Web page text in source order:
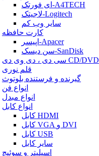
ای فورتک-A4TECH
لاجیتک-Logitech
سایر وب کم
کارت حافظه
اپیسر-Apacer
سن دیسک-SanDisk
سی دی ، دی وی دی CD/DVD
قلم نوری
گیرنده و فرستنده بلوتوث
انواع فن
انواع مبدل
انواع کابل
کابل HDMI
کابل VGA و DVI
کابل USB
سایر کابل
اسپلیتر و سوئیچ